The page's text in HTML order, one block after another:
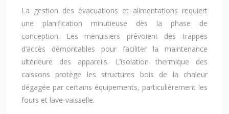
La gestion des évacuations et alimentations requiert
une planification minutieuse dès la phase de
conception. Les menuisiers prévoient des trappes
d’accès démontables pour faciliter la maintenance
ultérieure des appareils. L’isolation thermique des
caissons protège les structures bois de la chaleur
dégagée par certains équipements, particulièrement les
fours et lave-vaisselle.